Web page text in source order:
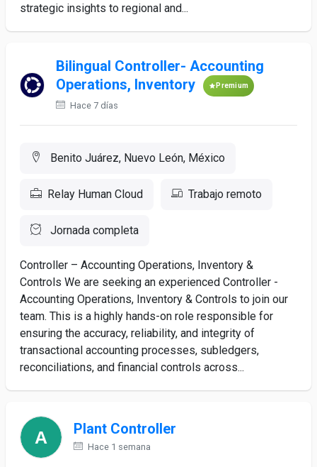
strategic insights to regional and...
Bilingual Controller- Accounting
Operations, Inventory
Premium
Hace 7 días
Benito Juárez, Nuevo León, México
Relay Human Cloud Trabajo remoto
Jornada completa
Controller – Accounting Operations, Inventory &
Controls We are seeking an experienced Controller -
Accounting Operations, Inventory & Controls to join our
team. This is a highly hands-on role responsible for
ensuring the accuracy, reliability, and integrity of
transactional accounting processes, subledgers,
reconciliations, and financial controls across...
Plant Controller
Hace 1 semana